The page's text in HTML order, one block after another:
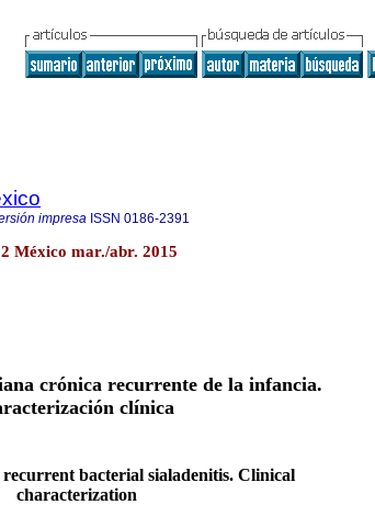
impresa ISSN 0186-2391
México mar./abr. 2015
crónica recurrente de la infancia.
clínica
bacterial sialadenitis. Clinical
characterization